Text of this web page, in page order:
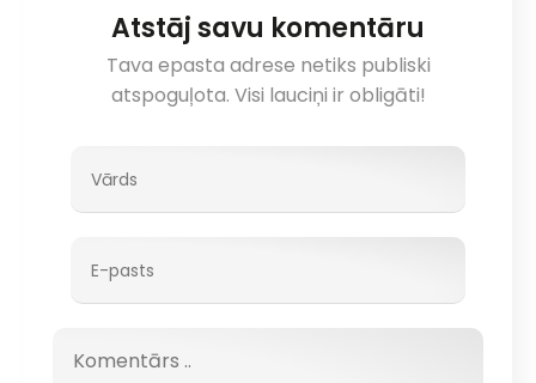
Atstāj savu komentāru
Tava epasta adrese netiks publiski
atspoguļota. Visi lauciņi ir obligāti!